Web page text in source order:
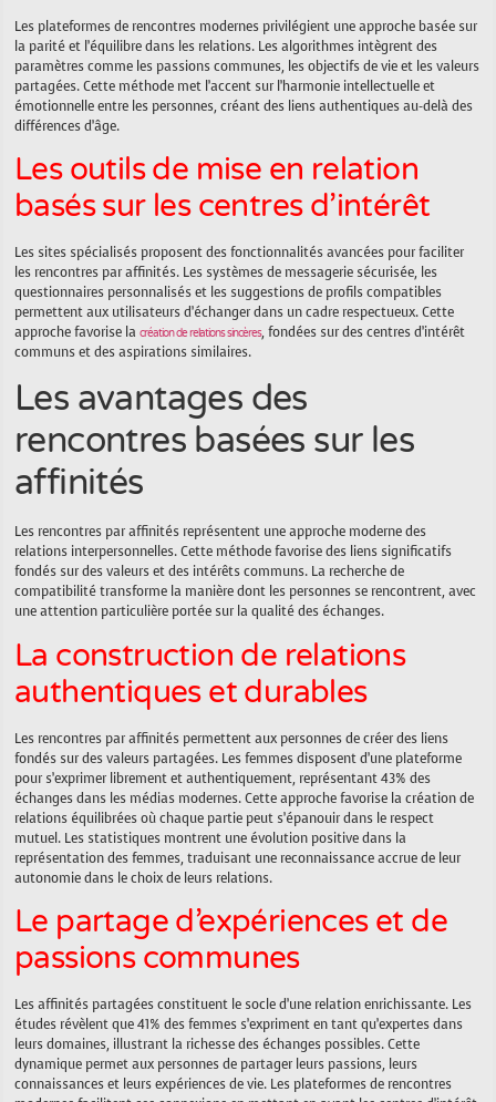
Les plateformes de rencontres modernes privilégient une approche basée sur
la parité et l’équilibre dans les relations. Les algorithmes intègrent des
paramètres comme les passions communes, les objectifs de vie et les valeurs
partagées. Cette méthode met l’accent sur l’harmonie intellectuelle et
émotionnelle entre les personnes, créant des liens authentiques au-delà des
différences d’âge.
Les outils de mise en relation
basés sur les centres d’intérêt
Les sites spécialisés proposent des fonctionnalités avancées pour faciliter
les rencontres par affinités. Les systèmes de messagerie sécurisée, les
questionnaires personnalisés et les suggestions de profils compatibles
permettent aux utilisateurs d’échanger dans un cadre respectueux. Cette
approche favorise la création de relations sincères, fondées sur des centres d’intérêt
communs et des aspirations similaires.
Les avantages des
rencontres basées sur les
affinités
Les rencontres par affinités représentent une approche moderne des
relations interpersonnelles. Cette méthode favorise des liens significatifs
fondés sur des valeurs et des intérêts communs. La recherche de
compatibilité transforme la manière dont les personnes se rencontrent, avec
une attention particulière portée sur la qualité des échanges.
La construction de relations
authentiques et durables
Les rencontres par affinités permettent aux personnes de créer des liens
fondés sur des valeurs partagées. Les femmes disposent d’une plateforme
pour s’exprimer librement et authentiquement, représentant 43% des
échanges dans les médias modernes. Cette approche favorise la création de
relations équilibrées où chaque partie peut s’épanouir dans le respect
mutuel. Les statistiques montrent une évolution positive dans la
représentation des femmes, traduisant une reconnaissance accrue de leur
autonomie dans le choix de leurs relations.
Le partage d’expériences et de
passions communes
Les affinités partagées constituent le socle d’une relation enrichissante. Les
études révèlent que 41% des femmes s’expriment en tant qu’expertes dans
leurs domaines, illustrant la richesse des échanges possibles. Cette
dynamique permet aux personnes de partager leurs passions, leurs
connaissances et leurs expériences de vie. Les plateformes de rencontres